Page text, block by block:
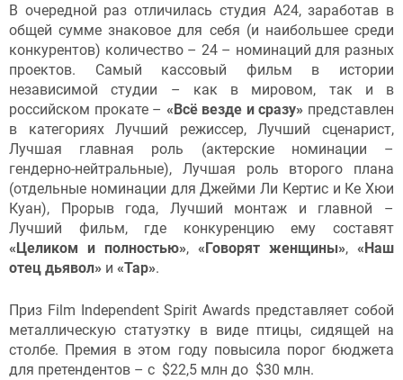
В очередной раз отличилась студия A24, заработав в
общей сумме знаковое для себя (и наибольшее среди
конкурентов) количество – 24 – номинаций для разных
проектов. Самый кассовый фильм в истории
независимой студии – как в мировом, так и в
российском прокате – «Всё везде и сразу» представлен
в категориях Лучший режиссер, Лучший сценарист,
Лучшая главная роль (актерские номинации –
гендерно-нейтральные), Лучшая роль второго плана
(отдельные номинации для Джейми Ли Кертис и Ке Хюи
Куан), Прорыв года, Лучший монтаж и главной –
Лучший фильм, где конкуренцию ему составят
«Целиком и полностью», «Говорят женщины», «Наш
отец дьявол» и «Тар».
Приз Film Independent Spirit Awards представляет собой
металлическую статуэтку в виде птицы, сидящей на
столбе. Премия в этом году повысила порог бюджета
для претендентов – с $22,5 млн до $30 млн.